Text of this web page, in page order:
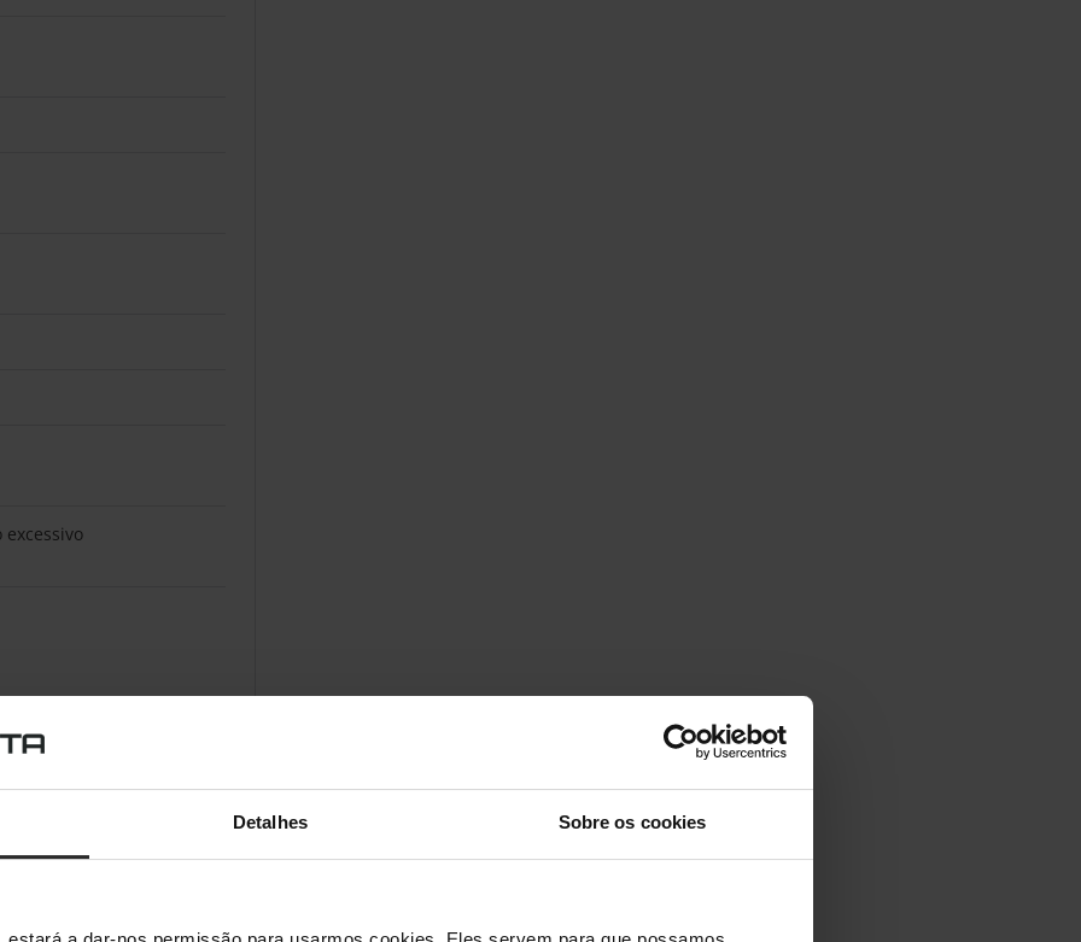
Detalhes Sobre os cookies
excessivo